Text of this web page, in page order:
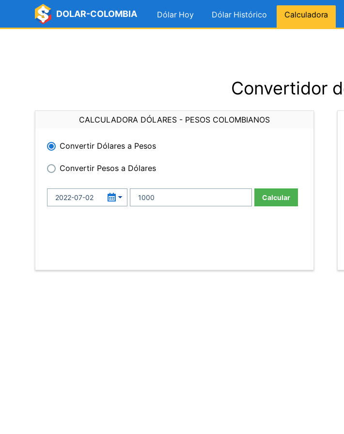
DOLAR-COLOMBIA Dólar Hoy Dólar Histórico Calculadora
Convertidor
CALCULADORA DÓLARES - PESOS COLOMBIANOS
Convertir Dólares a Pesos
Convertir Pesos a Dólares
Calcular